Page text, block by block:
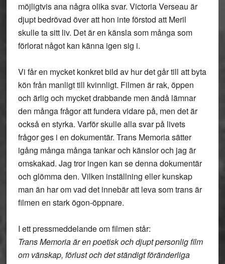
möjligtvis ana några olika svar. Victoria Verseau är
djupt bedrövad över att hon inte förstod att Meril
skulle ta sitt liv. Det är en känsla som många som
förlorat något kan känna igen sig i.
Vi får en mycket konkret bild av hur det går till att byta
kön från manligt till kvinnligt. Filmen är rak, öppen
och ärlig och mycket drabbande men ändå lämnar
den många frågor att fundera vidare på, men det är
också en styrka. Varför skulle alla svar på livets
frågor ges i en dokumentär. Trans Memoria sätter
igång många många tankar och känslor och jag är
omskakad. Jag tror ingen kan se denna dokumentär
och glömma den. Vilken inställning eller kunskap
man än har om vad det innebär att leva som trans är
filmen en stark ögon-öppnare.
I ett pressmeddelande om filmen står:
Trans Memoria är en poetisk och djupt personlig film
om vänskap, förlust och det ständigt föränderliga